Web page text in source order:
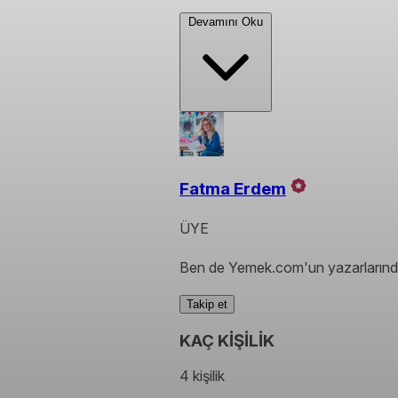
Devamını Oku
Fatma Erdem
ÜYE
Ben de Yemek.com'un
Takip et
KAÇ KİŞİLİK
4 kişilik